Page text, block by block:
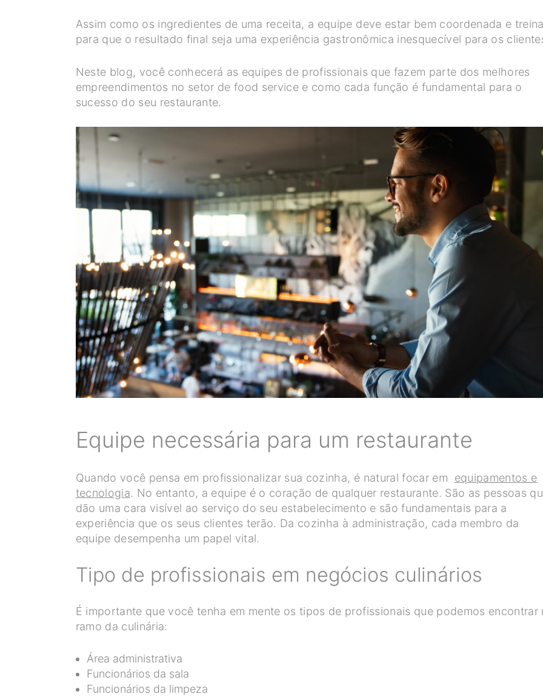
Assim como os ingredientes de uma receita, a equipe deve estar bem coordenada e
para que o resultado final seja uma experiência gastronômica inesquecível para os
Neste blog, você conhecerá as equipes de profissionais que fazem parte dos melhores
empreendimentos no setor de food service e como cada função é fundamental para o
sucesso do seu restaurante.
Equipe necessária para um restaurante
Quando você pensa em profissionalizar sua cozinha, é natural focar em equipamentos e
tecnologia. No entanto, a equipe é o coração de qualquer restaurante. São as pessoas
dão uma cara visível ao serviço do seu estabelecimento e são fundamentais para a
experiência que os seus clientes terão. Da cozinha à administração, cada membro da
equipe desempenha um papel vital.
Tipo de profissionais em negócios culinários
É importante que você tenha em mente os tipos de profissionais que podemos encontrar
ramo da culinária:
Área administrativa
Funcionários da sala
Funcionários da limpeza